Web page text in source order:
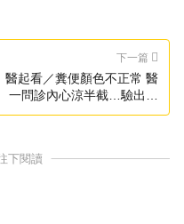
下一篇
醫起看／糞便顏色不正常 醫
一問診內心涼半截…驗出癌
症
下閱讀